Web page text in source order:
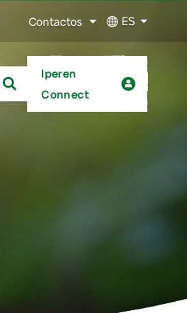
Contactos ES
Iperen
Connect